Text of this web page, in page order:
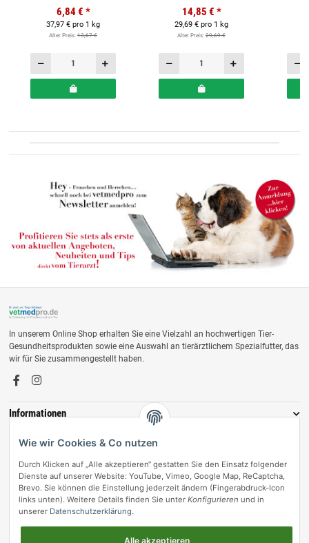
für Hunde begrenztes
MHD!!!
6,84 € *
37,97 € pro 1 kg
Alter Preis: 13,67 €
Schweine begrenztes
MHD!!!
14,85 € *
29,69 € pro 1 kg
Alter Preis: 29,69 €
In unserem Online Shop erhalten Sie eine Vielzahl an hochwertigen Tier-
Gesundheitsprodukten sowie eine Auswahl an tierärztlichem Spezialfutter, das
wir für Sie zusammengestellt haben.
Informationen
Zahlungsmöglichkeiten
Wie wir Cookies & Co nutzen
Durch Klicken auf „Alle akzeptieren“ gestatten Sie den Einsatz folgender
Dienste auf unserer Website: YouTube, Vimeo, Google Map, ReCaptcha,
Brevo. Sie können die Einstellung jederzeit ändern (Fingerabdruck-Icon
links unten). Weitere Details finden Sie unter Konfigurieren und in
unserer Datenschutzerklärung.
Alle akzeptieren